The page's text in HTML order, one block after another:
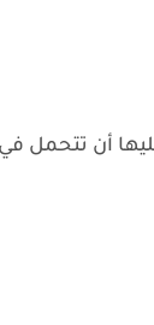
أن تتحمل